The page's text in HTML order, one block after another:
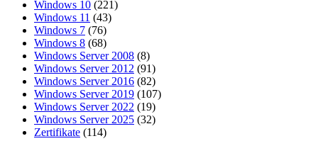
Windows 10 (221)
Windows 11 (43)
Windows 7 (76)
Windows 8 (68)
Windows Server 2008 (8)
Windows Server 2012 (91)
Windows Server 2016 (82)
Windows Server 2019 (107)
Windows Server 2022 (19)
Windows Server 2025 (32)
Zertifikate (114)